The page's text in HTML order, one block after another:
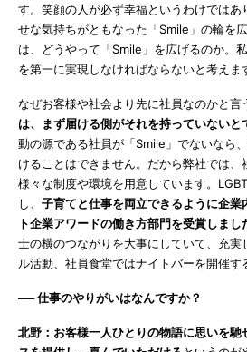
す。笑顔の人が必ず幸福というわけでは
せな気持ちがともなった「Smile」の輪を
は、どうやって「Smile」を広げるのか。
を第一に実現しなければならないと考えま
なぜお客様や社会より先に社員なのかと言
は、まず届ける側がそれを持っていないと
動の源である社員が「Smile」でないなら
けることはできません。だから弊社では
様々な制度や環境を用意しています。
し、 子育てと仕事を両立できるように企業
ト企業アワードの働き方部門を受賞しまし
士の横のつながりを大事にしていて、充実
ル活動、社員食堂ではナイトバーを開催す
── 仕事のやりがいはなんですか？
北野：お客様一人ひとりの物語に思いを